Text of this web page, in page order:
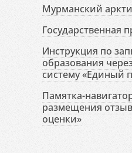
Мурманский
Государственная
Инструкция по
образования
систему «Единый
Памятка-
размещения
оценки»